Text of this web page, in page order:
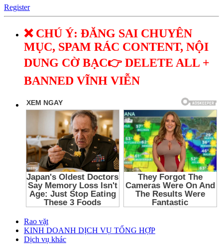
Register
❌ CHÚ Ý: ĐĂNG SAI CHUYÊN
MỤC, SPAM RÁC CONTENT, NỘI
DUNG CỜ BẠC👉 DELETE ALL +
BANNED VĨNH VIỄN
Rao vặt
KINH DOANH DỊCH VỤ TỔNG HỢP
Dịch vụ khác